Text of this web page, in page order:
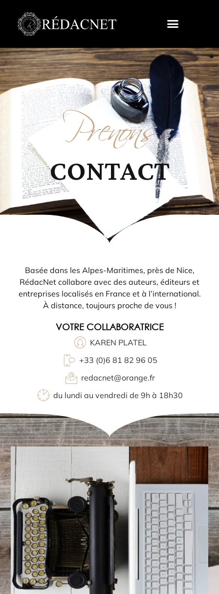
Prenons
CONTACT
Basée dans les Alpes-Maritimes, près de Nice,
RédacNet collabore avec des auteurs, éditeurs et
entreprises localisés en France et à l’international.
À distance, toujours proche de vous !
VOTRE COLLABORATRICE
KAREN PLATEL
+33 (0)6 81 82 96 05
redacnet@orange.fr
du lundi au vendredi de 9h à 18h30